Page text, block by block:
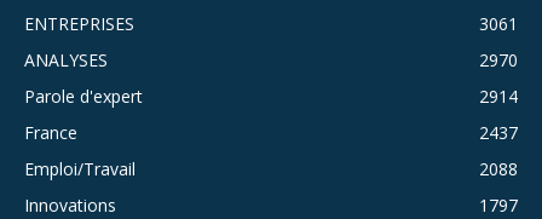
ENTREPRISES
3061
ANALYSES
2970
Parole d'expert
2914
France
2437
Emploi/Travail
2088
Innovations
1797